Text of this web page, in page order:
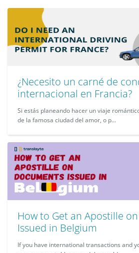
¿Necesito un carné de
internacional en Francia?
Si estás planeando hacer un viaje
de la famosa ciudad del amor, o p...
How to Get an Apostille
Issued in Belgium
If you have international transactions and